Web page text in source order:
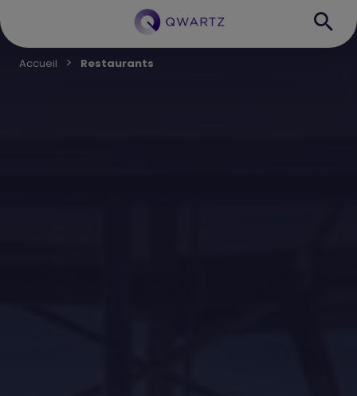
Accueil Restaurants